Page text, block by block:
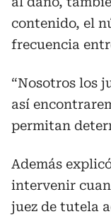
contenido, el
frecuencia
“Nosotros los
así
permitan
Además
intervenir
juez de tutela